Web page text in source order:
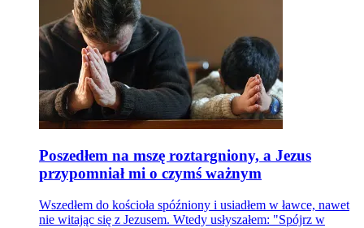
Poszedłem na mszę roztargniony, a Jezus
przypomniał mi o czymś ważnym
Wszedłem do kościoła spóźniony i usiadłem w ławce, nawet
nie witając się z Jezusem. Wtedy usłyszałem: "Spójrz w